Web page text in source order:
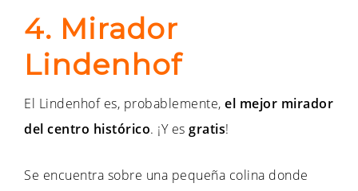
4. Mirador
Lindenhof
El Lindenhof es, probablemente, el mejor mirador
del centro histórico. ¡Y es gratis!
Se encuentra sobre una pequeña colina donde